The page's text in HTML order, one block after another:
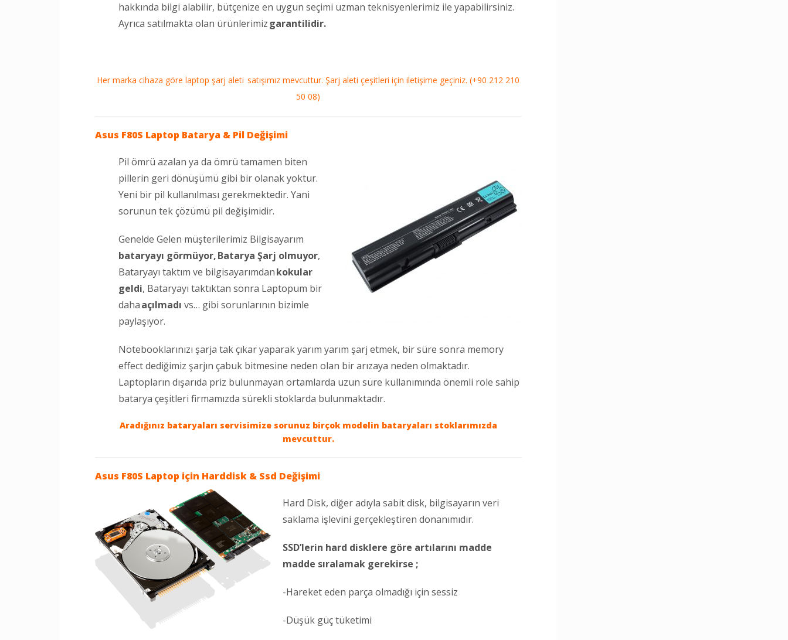
hakkında bilgi alabilir, bütçenize en uygun seçimi uzman teknisyenlerimiz ile yapabilirsiniz.
Ayrıca satılmakta olan ürünlerimizgarantilidir.
Her marka cihaza göre laptop şarj aleti satışımız mevcuttur. Şarj aleti çeşitleri için iletişime geçiniz. (+90 212 210
50 08)
Asus F80S Laptop Batarya & Pil Değişimi
Pil ömrü azalan ya da ömrü tamamen biten
pillerin geri dönüşümü gibi bir olanak yoktur.
Yeni bir pil kullanılması gerekmektedir. Yani
sorunun tek çözümü pil değişimidir.
Genelde Gelen müşterilerimiz Bilgisayarım
bataryayı görmüyor,Batarya Şarj olmuyor,
Bataryayı taktım ve bilgisayarımdankokular
geldi, Bataryayı taktıktan sonra Laptopum bir
dahaaçılmadı vs… gibi sorunlarının bizimle
paylaşıyor.
Notebooklarınızı şarja tak çıkar yaparak yarım yarım şarj etmek, bir süre sonra memory
effect dediğimiz şarjın çabuk bitmesine neden olan bir arızaya neden olmaktadır.
Laptopların dışarıda priz bulunmayan ortamlarda uzun süre kullanımında önemli role sahip
batarya çeşitleri firmamızda sürekli stoklarda bulunmaktadır.
Aradığınız bataryaları servisimize sorunuz birçok modelin bataryaları stoklarımızda
mevcuttur.
Asus F80S Laptop için Harddisk & Ssd Değişimi
Hard Disk, diğer adıyla sabit disk, bilgisayarın veri
saklama işlevini gerçekleştiren donanımıdır.
SSD’lerin hard disklere göre artılarını madde
madde sıralamak gerekirse ;
-Hareket eden parça olmadığı için sessiz
-Düşük güç tüketimi